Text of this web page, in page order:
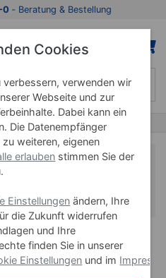
0 ‐ Beratung & Bestellung
Jung und Alt
Cookies
verwenden wir
Webseite und zur
Dabei kann ein
Die Datenempfänger
weiteren, eigenen
erlauben stimmen Sie der
Einstellungen ändern, Ihre
die Zukunft widerrufen
und Ihre
finden Sie in unserer
Einstellungen und im